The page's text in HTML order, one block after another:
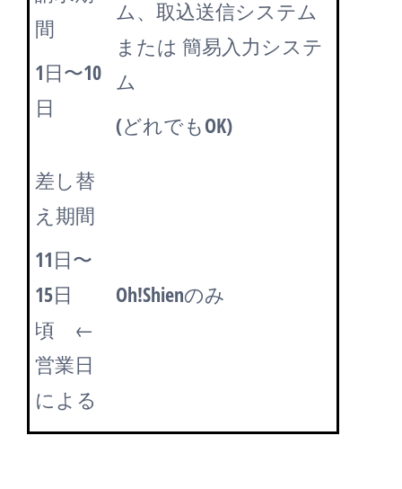
間
1日〜10
日
ム、取込送信システム
または 簡易入力システ
ム
(どれでもOK)
差し替
え期間
11日〜
15日
頃 ←
営業日
による
Oh!Shienのみ